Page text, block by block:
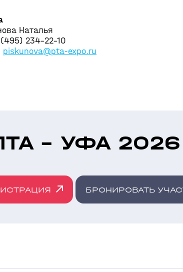
Наталья
234-22-10
piskunova@pta-expo.ru
- УФА 2026
БРОНИРОВАТЬ